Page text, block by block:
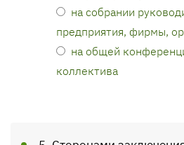
на собрании
предприятия, фирмы,
на общей
коллектива